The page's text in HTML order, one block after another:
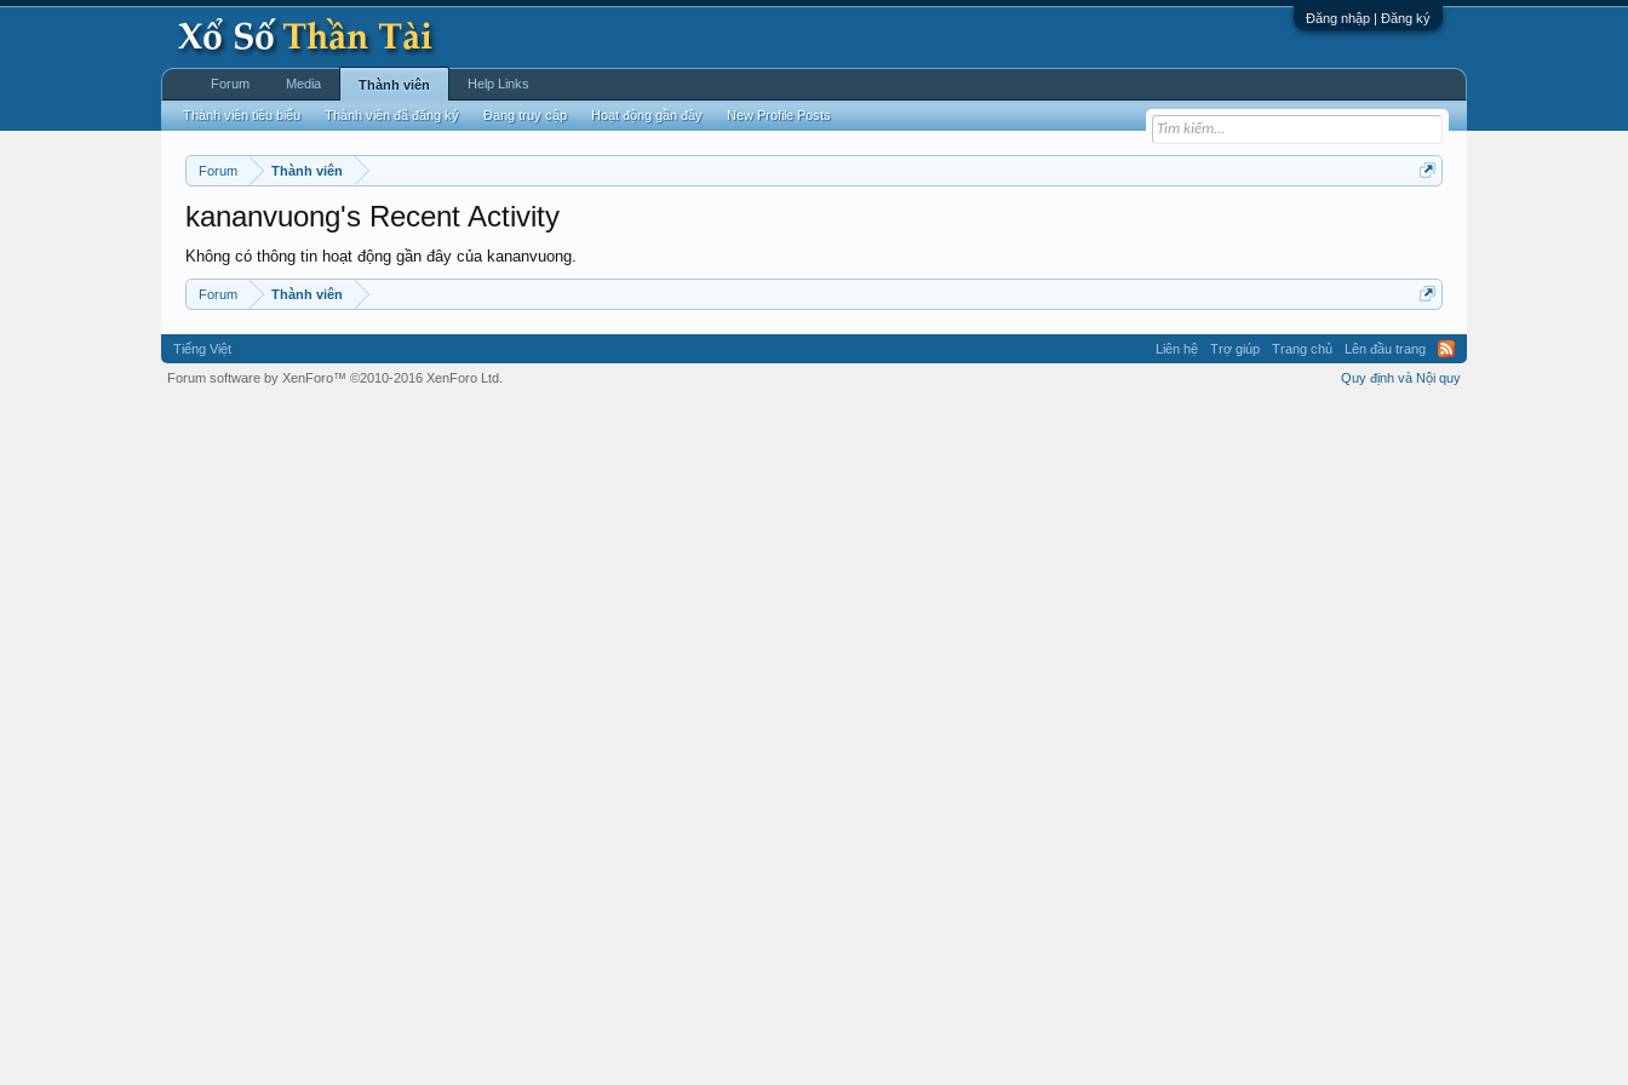
Đăng nhập | Đăng ký
Forum Thành viên
kananvuong's Recent Activity
Không có thông tin hoạt động gần đây của kananvuong.
Forum Thành viên
Forum Media Thành viên
Thành viên tiêu biểu Thành viên đã đăng ký Đang truy cập Hoạt động gần đây New Profile Posts
Help Links
Tiếng Việt Liên hệ Trợ giúp Trang chủ
Lên đầu trang
Quy định và Nội quy
Forum software by XenForo™ ©2010-2016 XenForo Ltd.